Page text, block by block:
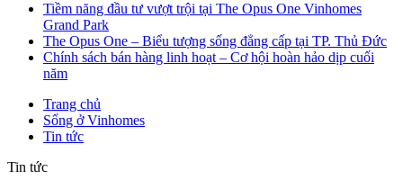
Tiềm năng đầu tư vượt trội tại The Opus One Vinhomes
Grand Park
The Opus One – Biểu tượng sống đẳng cấp tại TP. Thủ Đức
Chính sách bán hàng linh hoạt – Cơ hội hoàn hảo dịp cuối
năm
Trang chủ
Sống ở Vinhomes
Tin tức
Tin tức